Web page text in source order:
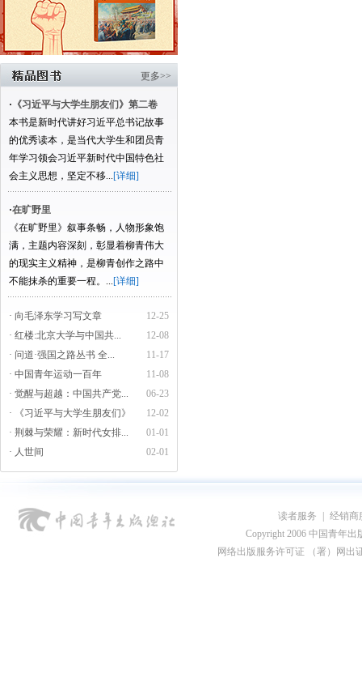
更多>>
· 《习近平与大学生朋友们》第二卷
本书是新时代讲好习近平总书记故事
的优秀读本，是当代大学生和团员青
年学习领会习近平新时代中国特色社
会主义思想，坚定不移...[详细]
·在旷野里
《在旷野里》叙事条畅，人物形象饱
满，主题内容深刻，彰显着柳青伟大
的现实主义精神，是柳青创作之路中
不能抹杀的重要一程。...[详细]
12-25
· 向毛泽东学习写文章
12-08
· 红楼:北京大学与中国共...
11-17
· 问道·强国之路丛书 全...
11-08
· 中国青年运动一百年
06-23
· 觉醒与超越：中国共产党...
12-02
· 《习近平与大学生朋友们》
01-01
· 荆棘与荣耀：新时代女排...
02-01
· 人世间
读者服务
经销商
Copyright 2006 中国青年出
网络出版服务许可证 （署）网出